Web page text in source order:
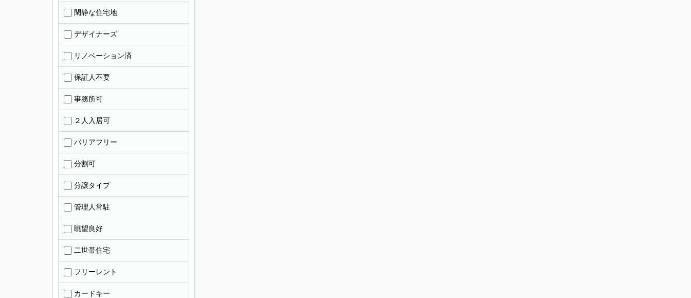
閑静な住宅地
デザイナーズ
リノベーション済
保証人不要
事務所可
２人入居可
バリアフリー
分割可
分譲タイプ
管理人常駐
眺望良好
二世帯住宅
フリーレント
カードキー